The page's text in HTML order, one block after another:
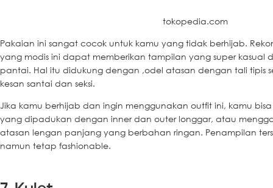
tokopedia.com
Pakaian ini sangat cocok untuk kamu yang tidak berhijab.
yang modis ini dapat memberikan tampilan yang super kasual
pantai. Hal itu didukung dengan ,odel atasan dengan tali tipis
kesan santai dan seksi.
Jika kamu berhijab dan ingin menggunakan outfit ini, kamu
yang dipadukan dengan inner dan outer longgar, atau
atasan lengan panjang yang berbahan ringan. Penampilan
namun tetap fashionable.